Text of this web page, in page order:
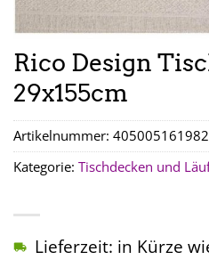
Rico Design
29x155cm
Lieferzeit: in Kürze
Artikelnummer:
Kategorie: Tischdecken und